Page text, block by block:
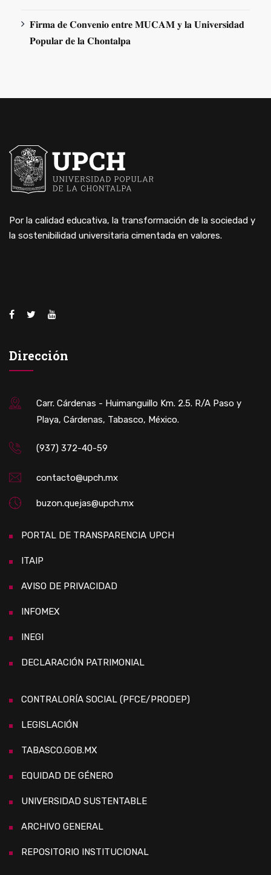
𝐅𝐢𝐫𝐦𝐚 𝐝𝐞 𝐂𝐨𝐧𝐯𝐞𝐧𝐢𝐨 𝐞𝐧𝐭𝐫𝐞 𝐌𝐔𝐂𝐀𝐌 𝐲 𝐥𝐚 𝐔𝐧𝐢𝐯𝐞𝐫𝐬𝐢𝐝𝐚𝐝
𝐏𝐨𝐩𝐮𝐥𝐚𝐫 𝐝𝐞 𝐥𝐚 𝐂𝐡𝐨𝐧𝐭𝐚𝐥𝐩𝐚
Por la calidad educativa, la transformación de la sociedad y
la sostenibilidad universitaria cimentada en valores.
Dirección
Carr. Cárdenas - Huimanguillo Km. 2.5. R/A Paso y
Playa, Cárdenas, Tabasco, México.
(937) 372-40-59
contacto@upch.mx
buzon.quejas@upch.mx
PORTAL DE TRANSPARENCIA UPCH
ITAIP
AVISO DE PRIVACIDAD
INFOMEX
INEGI
DECLARACIÓN PATRIMONIAL
CONTRALORÍA SOCIAL (PFCE/PRODEP)
LEGISLACIÓN
TABASCO.GOB.MX
EQUIDAD DE GÉNERO
UNIVERSIDAD SUSTENTABLE
ARCHIVO GENERAL
REPOSITORIO INSTITUCIONAL